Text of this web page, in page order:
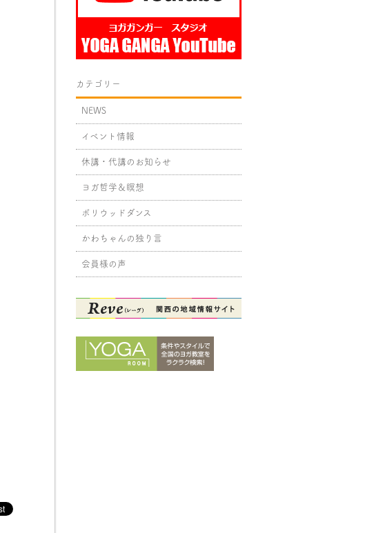
カテゴリー
NEWS
イベント情報
休講・代講のお知らせ
ヨガ哲学＆瞑想
ボリウッドダンス
かわちゃんの独り言
会員様の声